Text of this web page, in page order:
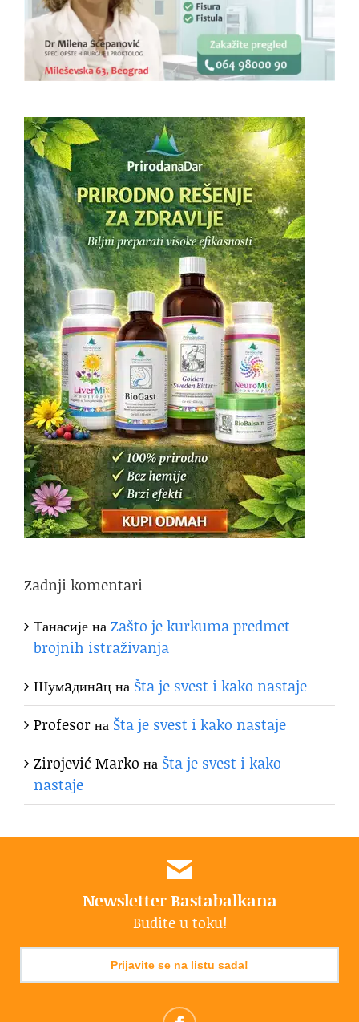
Zadnji komentari
ТанасијенаZašto je kurkuma predmet
brojnih istraživanja
Шумaдинaцна Šta je svest i kako nastaje
Profesorна Šta je svest i kako nastaje
Zirojević Marko на Šta je svest i kako
nastaje
Newsletter Bastabalkana
Budite u toku!
Prijavite se na listu sada!